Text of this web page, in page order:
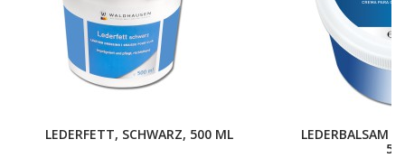
LEDERFETT, SCHWARZ, 500 ML
LEDERBALSAM